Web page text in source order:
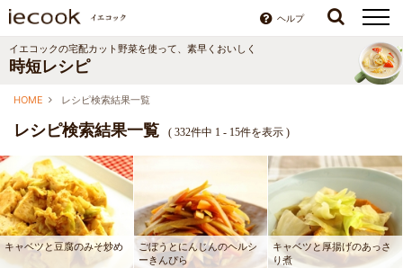
ヘルプ
イエコックの宅配カット野菜を使って、素早くおいしく
時短レシピ
HOME レシピ検索結果一覧
レシピ検索結果一覧 ( 332件中 1 - 15件を表示 )
キャベツと豆腐のみそ炒め
ごぼうとにんじんのヘルシ
ーきんぴら
キャベツと厚揚げのあっさ
り煮